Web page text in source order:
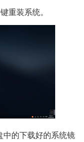
重装系统。
的下载好的系统镜